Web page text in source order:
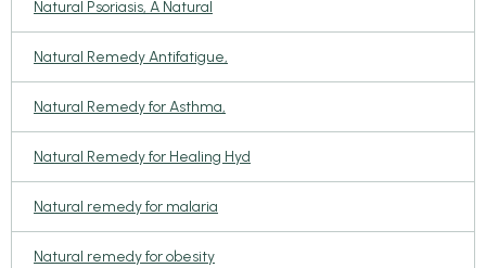
Natural Psoriasis, A Natural
Natural Remedy Antifatigue,
Natural Remedy for Asthma,
Natural Remedy for Healing Hyd
Natural remedy for malaria
Natural remedy for obesity